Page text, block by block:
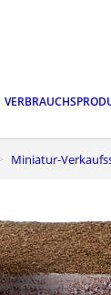
Miniatur-